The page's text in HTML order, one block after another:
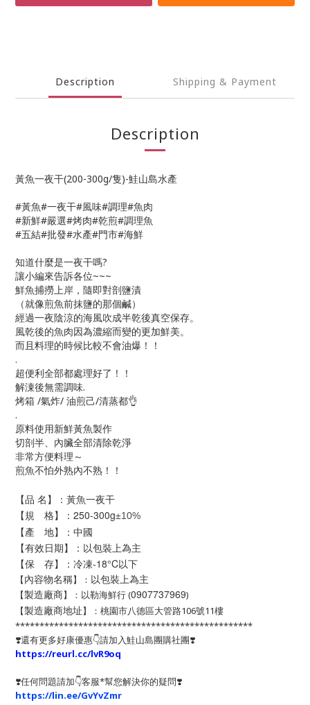
Description Shipping & Payment
Description
黃魚一夜干(200-300g/隻)-鮭山島水產
#黃魚#一夜干#風味#調理#魚肉
#新鮮#嚴選#烤肉#乾煎#調理魚
#五結#批發#水產#門市#海鮮
知道什麼是一夜干嗎?
讓小編來告訴各位~~~
鮮魚捕撈上岸，隨即對剖鹽漬
（就像煎魚前抹鹽的那個鹹）
經過一夜陰涼的海風吹成半乾後真空保存。
風乾後的魚肉因為濃縮而變的更加鮮美。
而且料理的時候比較不會油爆！！
.
超便利全部都處理好了！！
解涷後無需調味.
烤箱 /氣炸/ 油煎己/清蒸都👌
.
原料使用新鮮黃魚製作
切剖半、內臟全部清除乾淨
非常方便料理～
煎魚不怕外熟內不熟！！
【品 名】： 黃魚一夜干
【規 格】：250-300g±10%
【產 地】：中國
【有效日期】：以包裝上為主
【保 存】：冷凍-18°C以下
【內容物名稱】： 以包裝上為主
【製造廠商】 ： 以勒海鮮行 (0907737969)
【製造廠商地址】：桃園市八德區大管路106號11樓
*************************************************
❣️還有更多好康優惠👇請加入鮭山島團購社團❣️
https://reurl.cc/lvR9oq
❣️任何問題請加👇客服*幫您解決你的疑問❣️
https://lin.ee/GvYvZmr